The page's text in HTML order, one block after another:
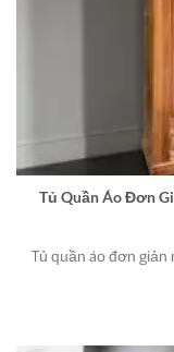
Tủ Quần Áo Đơn
Tủ quần áo đơn giản